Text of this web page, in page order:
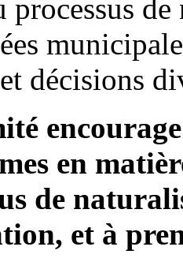
processus
décisions
en
de
et à